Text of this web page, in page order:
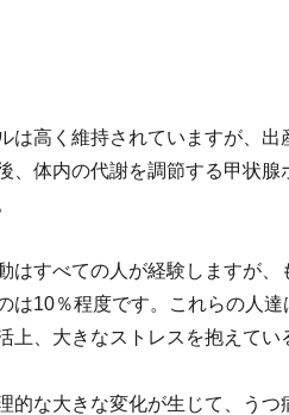
は高く維持されていますが、
、体内の代謝を調節する甲状
はすべての人が経験しますが
は10％程度です。これらの人
、大きなストレスを抱えてい
的な大きな変化が生じて、う